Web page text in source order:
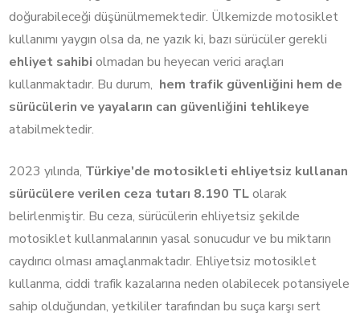
doğurabileceği düşünülmemektedir. Ülkemizde motosiklet
kullanımı yaygın olsa da, ne yazık ki, bazı sürücüler gerekli
ehliyet sahibi olmadan bu heyecan verici araçları
kullanmaktadır. Bu durum, hem trafik güvenliğini hem de
sürücülerin ve yayaların can güvenliğini tehlikeye
atabilmektedir.
2023 yılında, Türkiye'de motosikleti ehliyetsiz kullanan
sürücülere verilen ceza tutarı 8.190 TLolarak
belirlenmiştir. Bu ceza, sürücülerin ehliyetsiz şekilde
motosiklet kullanmalarının yasal sonucudur ve bu miktarın
caydırıcı olması amaçlanmaktadır. Ehliyetsiz motosiklet
kullanma, ciddi trafik kazalarına neden olabilecek potansiyele
sahip olduğundan, yetkililer tarafından bu suça karşı sert